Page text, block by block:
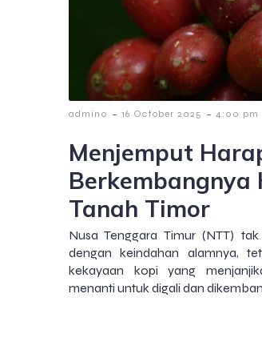
admin0 - 16 October 2025 - 4:00 pm
Menjemput
Berkembangnya
Tanah Timor
Nusa Tenggara Timur (NTT)
dengan keindahan alamnya,
kekayaan kopi yang
menanti untuk digali dan